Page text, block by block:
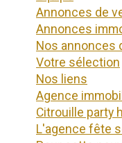
annonces de
annonces
nos annonces
votre sélection
nos liens
agence
citrouille party
l'agence fête